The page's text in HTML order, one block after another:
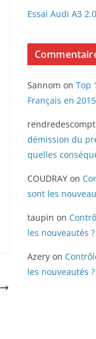
Essai Audi A3
Sannom on Top
Français en 2015
démission du
quelles
COUDRAY on
sont les
taupin on
les nouveautés ?
Azery on
les nouveautés ?